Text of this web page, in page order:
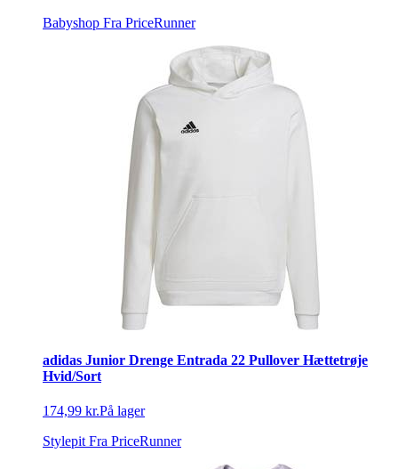
Babyshop Fra PriceRunner
adidas Junior Drenge Entrada 22 Pullover Hættetrøje
Hvid/Sort
174,99 kr.På lager
Stylepit Fra PriceRunner